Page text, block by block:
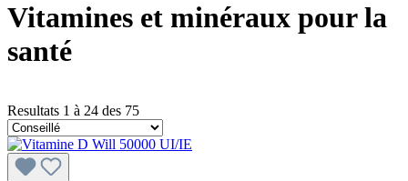
Vitamines et minéraux pour la
santé
Resultats 1 à 24 des 75